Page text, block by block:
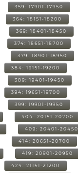
359: 17901-17950
364: 18151-18200
369: 18401-18450
374: 18651-18700
379: 18901-18950
384: 19151-19200
389: 19401-19450
394: 19651-19700
399: 19901-19950
404: 20151-20200
409: 20401-20450
414: 20651-20700
419: 20901-20950
424: 21151-21200